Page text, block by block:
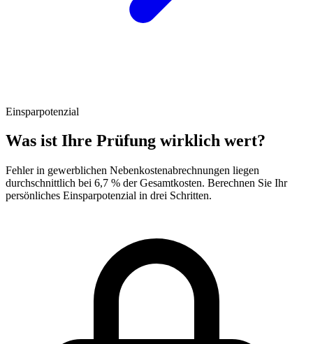
Einsparpotenzial
Was ist Ihre Prüfung wirklich wert?
Fehler in gewerblichen Nebenkostenabrechnungen liegen
durchschnittlich bei 6,7 % der Gesamtkosten. Berechnen Sie Ihr
persönliches Einsparpotenzial in drei Schritten.